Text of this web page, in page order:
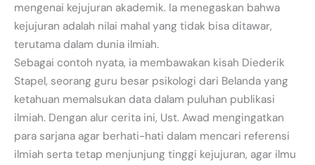
mengenai kejujuran akademik. Ia menegaskan bahwa
kejujuran adalah nilai mahal yang tidak bisa ditawar,
terutama dalam dunia ilmiah.
Sebagai contoh nyata, ia membawakan kisah Diederik
Stapel, seorang guru besar psikologi dari Belanda yang
ketahuan memalsukan data dalam puluhan publikasi
ilmiah. Dengan alur cerita ini, Ust. Awad mengingatkan
para sarjana agar berhati-hati dalam mencari referensi
ilmiah serta tetap menjunjung tinggi kejujuran, agar ilmu